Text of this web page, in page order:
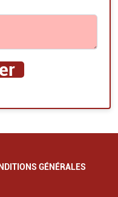
GÉNÉRALES